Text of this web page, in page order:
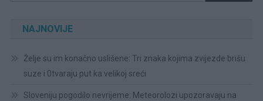
NAJNOVIJE
Želje su im konačno uslišene: Tri znaka kojima zvijezde brišu
suze i 0tvaraju put ka velikoj sreći
Sloveniju pogodilo nevrijeme: Meteorolozi upozoravaju na